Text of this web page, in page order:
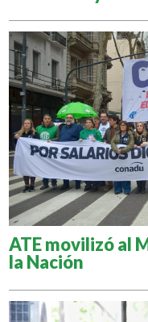
ATE movilizó al
la Nación